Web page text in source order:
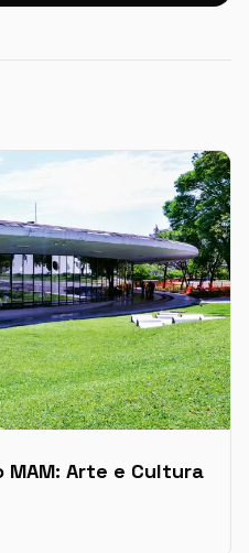
Arte e Cultura